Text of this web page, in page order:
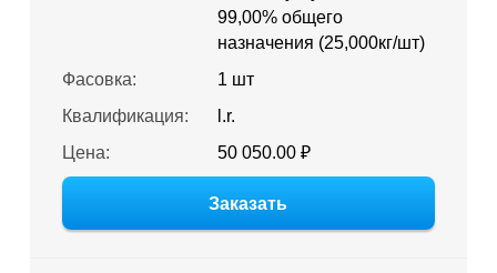
99,00% общего
назначения (25,000кг/шт)
Фасовка:
1 шт
Квалификация:
l.r.
Цена:
50 050.00 ₽
Заказать